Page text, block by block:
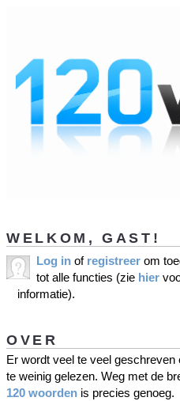
WELKOM, GAST!
Log in of registreer om
tot alle functies (zie hier
informatie).
OVER
Er wordt veel te veel geschreven
te weinig gelezen. Weg met de
120 woorden is precies genoeg.